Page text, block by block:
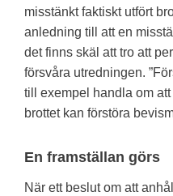
misstänkt faktiskt utfört
anledning till att en
det finns skäl att tro att
försvåra utredningen.
till exempel handla om
brottet kan förstöra
En framställan görs
När ett beslut om att